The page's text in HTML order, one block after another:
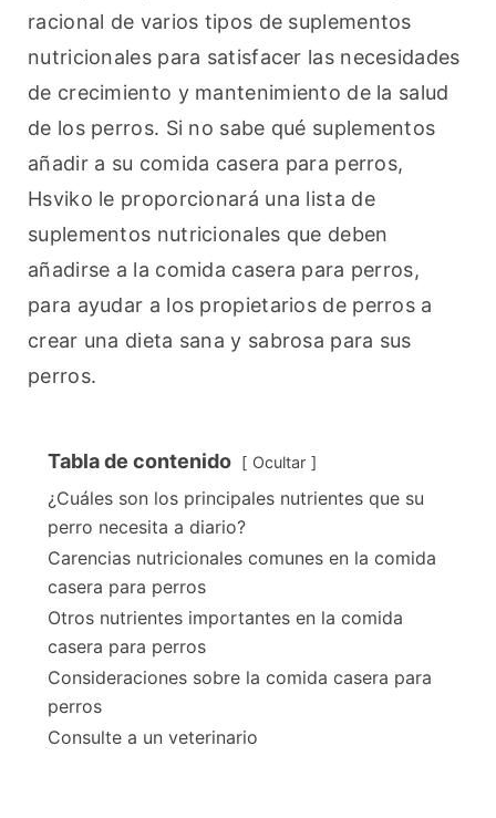
racional de varios tipos de suplementos
nutricionales para satisfacer las necesidades
de crecimiento y mantenimiento de la salud
de los perros. Si no sabe qué suplementos
añadir a su comida casera para perros,
Hsviko le proporcionará una lista de
suplementos nutricionales que deben
añadirse a la comida casera para perros,
para ayudar a los propietarios de perros a
crear una dieta sana y sabrosa para sus
perros.
Tabla de contenido Ocultar
¿Cuáles son los principales nutrientes que su
perro necesita a diario?
Carencias nutricionales comunes en la comida
casera para perros
Otros nutrientes importantes en la comida
casera para perros
Consideraciones sobre la comida casera para
perros
Consulte a un veterinario